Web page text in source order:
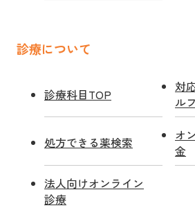
診療について
診療科目TOP
対
ル
処方できる薬検索
オ
金
法人向けオンライン
診療